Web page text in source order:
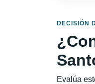
DECISIÓN
Evalúa